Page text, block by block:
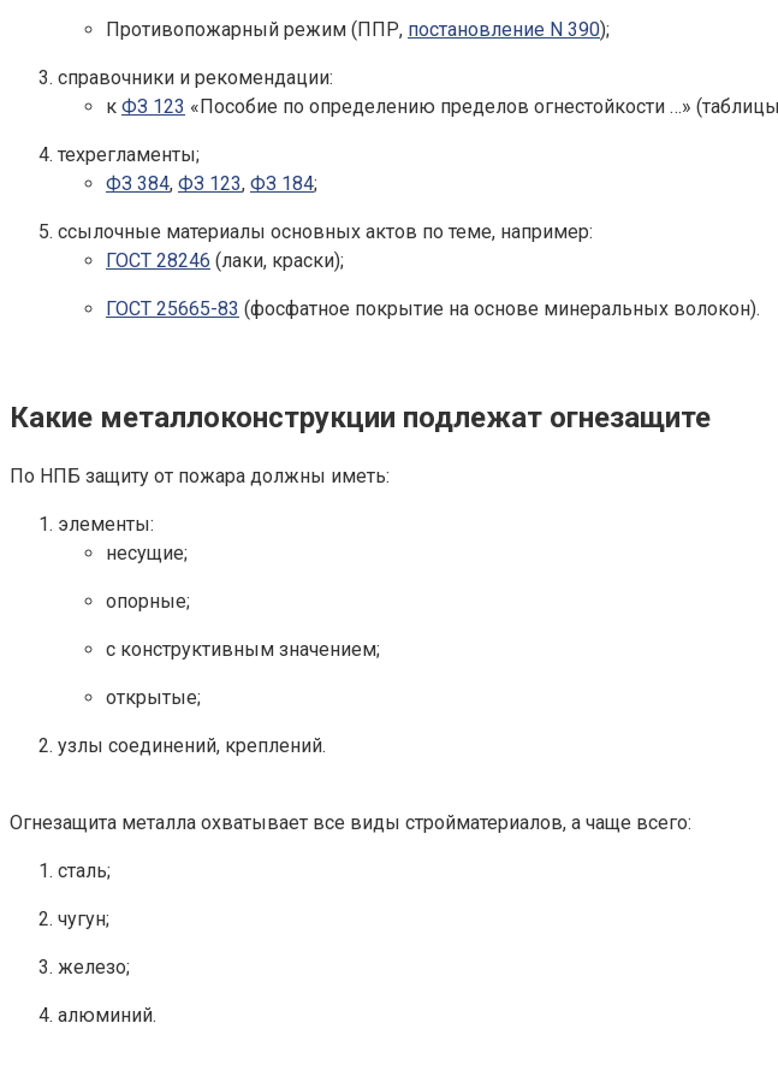
Противопожарный режим (ППР, постановление N 390);
справочники и рекомендации:
к ФЗ 123 «Пособие по определению пределов огнестойкости …»
техрегламенты;
ФЗ 384, ФЗ 123, ФЗ 184;
ссылочные материалы основных актов по теме, например:
ГОСТ 28246 (лаки, краски);
ГОСТ 25665-83 (фосфатное покрытие на основе минеральных волокон).
Какие металлоконструкции подлежат огнезащите
По НПБ защиту от пожара должны иметь:
элементы:
несущие;
опорные;
с конструктивным значением;
открытые;
узлы соединений, креплений.
Огнезащита металла охватывает все виды стройматериалов, а чаще всего:
сталь;
чугун;
железо;
алюминий.